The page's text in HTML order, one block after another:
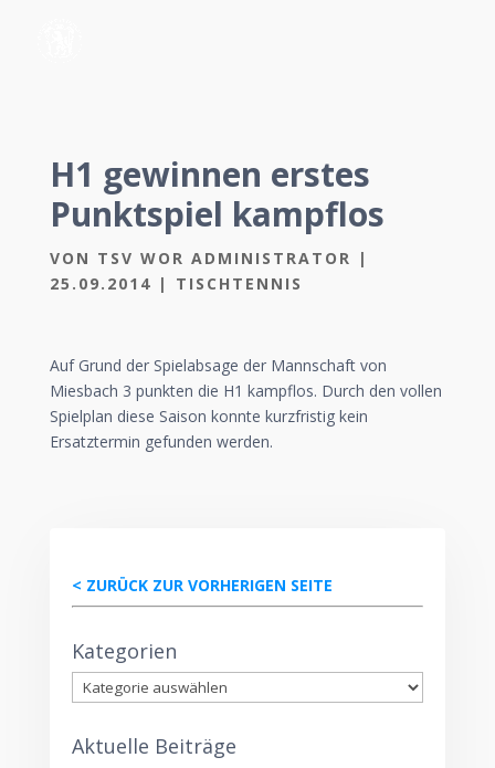
H1 gewinnen erstes
Punktspiel kampflos
VON TSV WOR ADMINISTRATOR |
25.09.2014 | TISCHTENNIS
Auf Grund der Spielabsage der Mannschaft von
Miesbach 3 punkten die H1 kampflos. Durch den vollen
Spielplan diese Saison konnte kurzfristig kein
Ersatztermin gefunden werden.
< ZURÜCK ZUR VORHERIGEN SEITE
Kategorien
Kategorien
Aktuelle Beiträge